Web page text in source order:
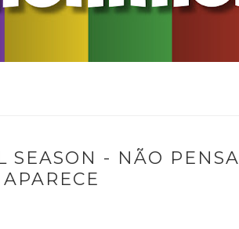
SEASON - NÃO PENSA